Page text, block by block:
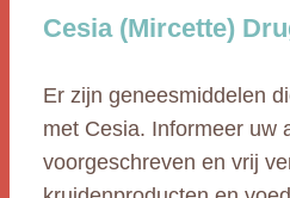
Cesia (Mircette)
Er zijn geneesmiddelen
met Cesia. Informeer uw
voorgeschreven en vrij